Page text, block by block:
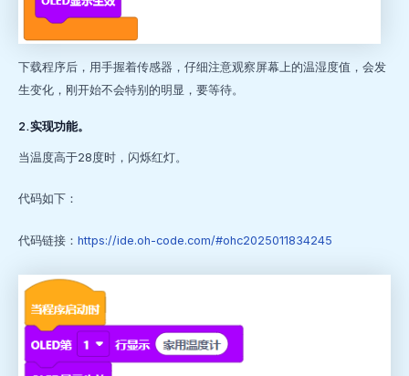
下载程序后，用手握着传感器，仔细注意观察屏幕上的温湿度值，会发
生变化，刚开始不会特别的明显，要等待。
2.实现功能。
当温度高于28度时，闪烁红灯。
代码如下：
代码链接： https://ide.oh-code.com/#ohc2025011834245